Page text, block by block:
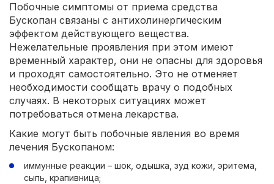
Побочные симптомы от приема средства
Бускопан связаны с антихолинергическим
эффектом действующего вещества.
Нежелательные проявления при этом имеют
временный характер, они не опасны для здоровья
и проходят самостоятельно. Это не отменяет
необходимости сообщать врачу о подобных
случаях. В некоторых ситуациях может
потребоваться отмена лекарства.
Какие могут быть побочные явления во время
лечения Бускопаном:
иммунные реакции – шок, одышка, зуд кожи, эритема,
сыпь, крапивница;